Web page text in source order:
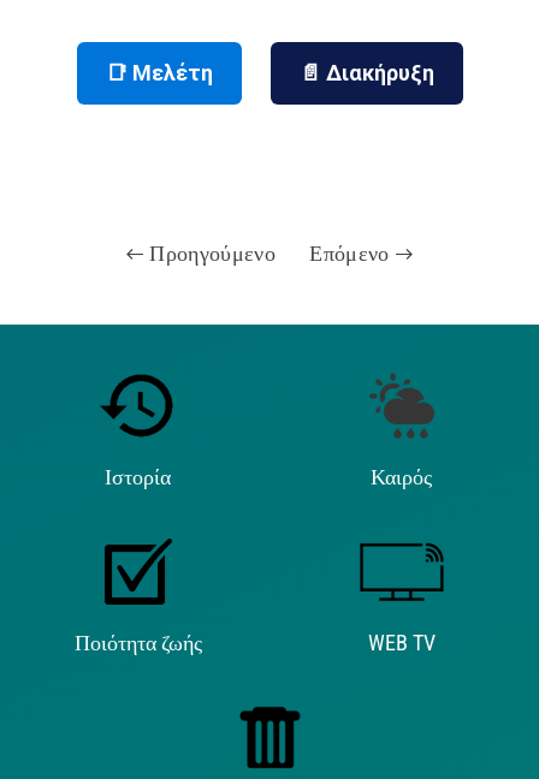
📑 Μελέτη 📄 Διακήρυξη
Προηγούμενο Επόμενο
Ιστορία Καιρός
Ποιότητα ζωής WEB TV